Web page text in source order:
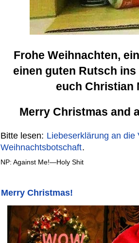
Frohe Weihnachten,
einen guten Rutsch
euch Christian
Merry Christmas and
Bitte lesen: Liebeserklärung an die
Weihnachtsbotschaft.
NP: Against Me!—Holy Shit
Merry Christmas!